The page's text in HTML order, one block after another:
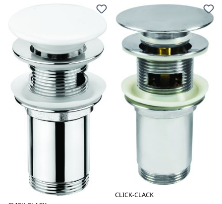
CLICK-CLACK